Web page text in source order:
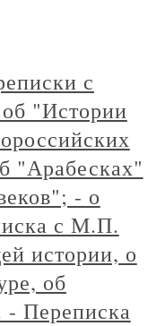
с
"Истории
"Арабесках"
- о
с М.П.
истории, о
об
- Переписка